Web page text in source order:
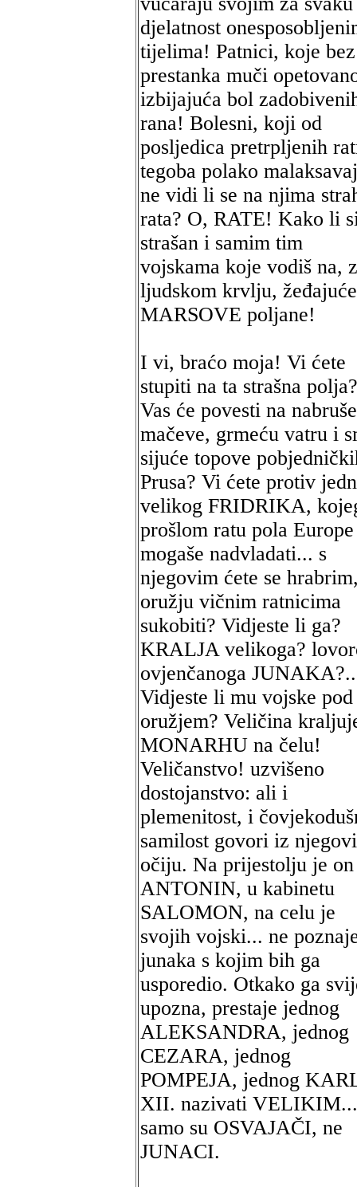
djelatnost
tijelima! Patnici, koje bez
prestanka muči
izbijajuća bol
rana! Bolesni, koji od
posljedica pretrpljenih
tegoba polako
ne vidi li se na njima
rata? O, RATE! Kako li
strašan i samim tim
vojskama koje vodiš na,
ljudskom krvlju, žeđajuće
MARSOVE poljane!
I vi, braćo moja! Vi ćete
stupiti na ta strašna polja?
Vas će povesti na
mačeve, grmeću vatru i
sijuće topove
Prusa? Vi ćete protiv
velikog FRIDRIKA,
prošlom ratu pola
mogaše nadvladati... s
njegovim ćete se
oružju vičnim ratnicima
sukobiti? Vidjeste li ga?
KRALJA velikoga?
ovjenčanoga
Vidjeste li mu vojske pod
oružjem? Veličina
MONARHU na čelu!
Veličanstvo! uzvišeno
dostojanstvo: ali i
plemenitost, i
samilost govori iz
očiju. Na prijestolju je on
ANTONIN, u kabinetu
SALOMON, na celu je
svojih vojski... ne
junaka s kojim bih ga
usporedio. Otkako ga
upozna, prestaje jednog
ALEKSANDRA, jednog
CEZARA, jednog
POMPEJA, jednog
XII. nazivati VELIKIM...
samo su OSVAJAČI, ne
JUNACI.